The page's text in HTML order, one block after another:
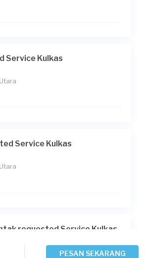
Service Kulkas
Service Kulkas
requested Service Kulkas
PESAN SEKARANG